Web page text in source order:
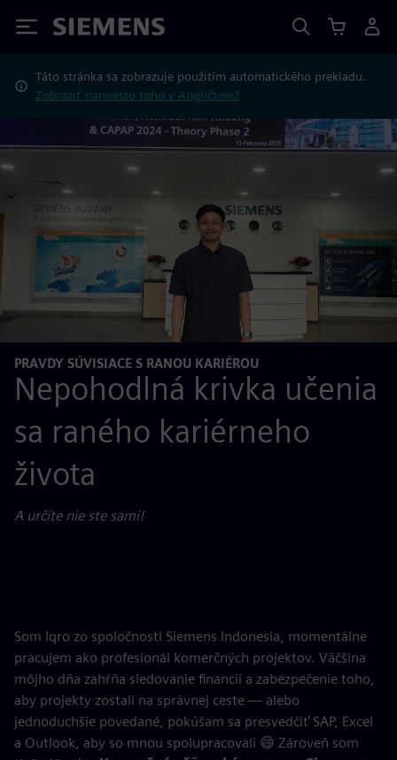
Siemens
Táto stránka sa zobrazuje použitím automatického prekladu.
Zobraziť namiesto toho v Angličtine?
PRAVDY SÚVISIACE S RANOU KARIÉROU
Nepohodlná krivka učenia
sa raného kariérneho
života
A určite nie ste sami!
Som Iqro zo spoločnosti Siemens Indonesia, momentálne
pracujem ako profesionál komerčných projektov. Väčšina
môjho dňa zahŕňa sledovanie financií a zabezpečenie toho,
aby projekty zostali na správnej ceste — alebo
jednoduchšie povedané, pokúšam sa presvedčiť SAP, Excel
a Outlook, aby so mnou spolupracovali 😄 Zároveň som